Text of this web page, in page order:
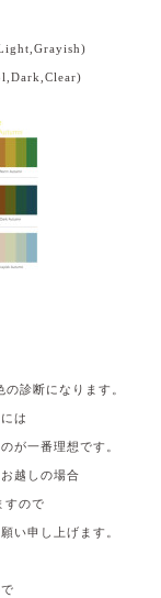
診断になります。
は
が一番理想です。
越しの場合
すので
い申し上げます。